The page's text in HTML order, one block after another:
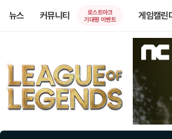
뉴스 커뮤니티
로스트아크
기대평 이벤트
게임캘린